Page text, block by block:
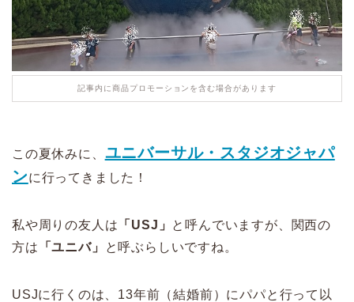
記事内に商品プロモーションを含む場合があります
この夏休みに、 ユニバーサル・スタジオジャパ
ンに行ってきました！
私や周りの友人は 「USJ」 と呼んでいますが、関西の
方は 「ユニバ」 と呼ぶらしいですね。
USJに行くのは、13年前（結婚前）にパパと行って以